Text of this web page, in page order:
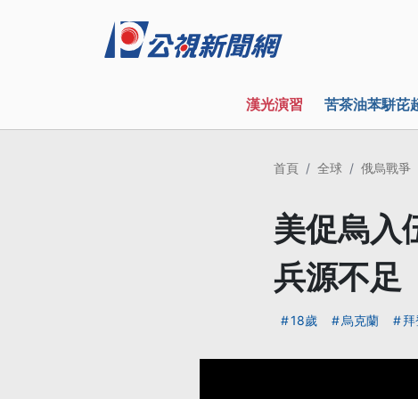
漢光演習 苦茶油苯駢芘
首頁 全球 俄烏戰爭
美促烏入
兵源不足
18歲 烏克蘭